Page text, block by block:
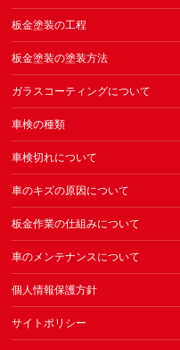
板金塗装の工程
板金塗装の塗装方法
ガラスコーティングについて
車検の種類
車検切れについて
車のキズの原因について
板金作業の仕組みについて
車のメンテナンスについて
個人情報保護方針
サイトポリシー